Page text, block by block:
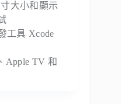
大小和顯示
工具 Xcode
Apple TV 和